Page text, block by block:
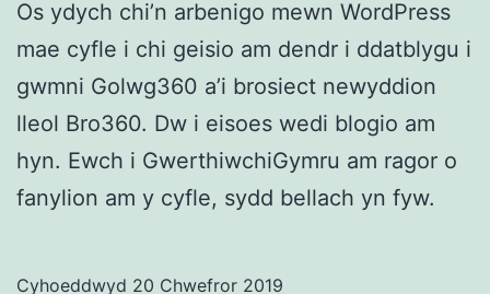
Os ydych chi’n arbenigo mewn WordPress
mae cyfle i chi geisio am dendr i ddatblygu i
gwmni Golwg360 a’i brosiect newyddion
lleol Bro360. Dw i eisoes wedi blogio am
hyn. Ewch i GwerthiwchiGymru am ragor o
fanylion am y cyfle, sydd bellach yn fyw.
Cyhoeddwyd 20 Chwefror 2019